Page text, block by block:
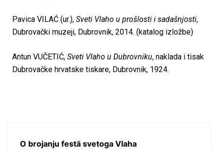
Pavica VILAĆ (ur.), Sveti Vlaho u prošlosti i sadašnjosti,
Dubrovački muzeji, Dubrovnik, 2014. (katalog izložbe)
Antun VUČETIĆ, Sveti Vlaho u Dubrovniku, naklada i tisak
Dubrovačke hrvatske tiskare, Dubrovnik, 1924.
O brojanju festā svetoga Vlaha